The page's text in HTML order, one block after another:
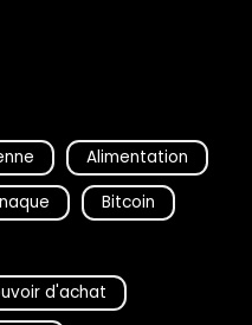
Alimentation
Bitcoin
d'achat